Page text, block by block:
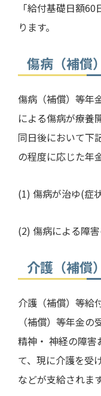
「給付基礎日額60
ります。
傷病（補償
傷病（補償）等年
による傷病が療養
同日後において下
の程度に応じた年
(1) 傷病が治ゆ(症
(2) 傷病による障
介護（補償
介護（補償）等給
（補償）等年金の
精神・ 神経の障害
て、現に介護を受
などが支給されます